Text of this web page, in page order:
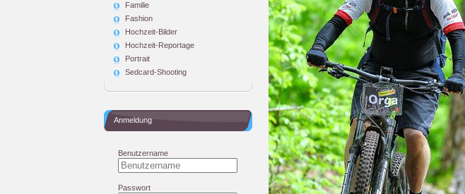
Familie
Fashion
Hochzeit-Bilder
Hochzeit-Reportage
Portrait
Sedcard-Shooting
Anmeldung
Benutzername
Passwort